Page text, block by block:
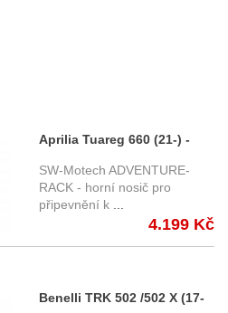
Aprilia Tuareg 660 (21-) -
horní nosič ADVENTURE-
RACK, SW-Motech
GPT.13.849.19000/B
SW-Motech ADVENTURE-
RACK - horní nosič pro
připevnění k
4.199 Kč
Benelli TRK 502 /502 X (17-